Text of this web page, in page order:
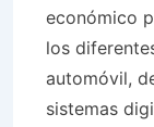
económico
los
automóvil,
sistemas